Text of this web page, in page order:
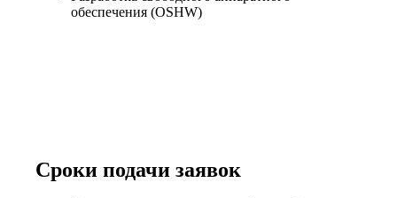
обеспечения (OSHW)
Сроки подачи заявок